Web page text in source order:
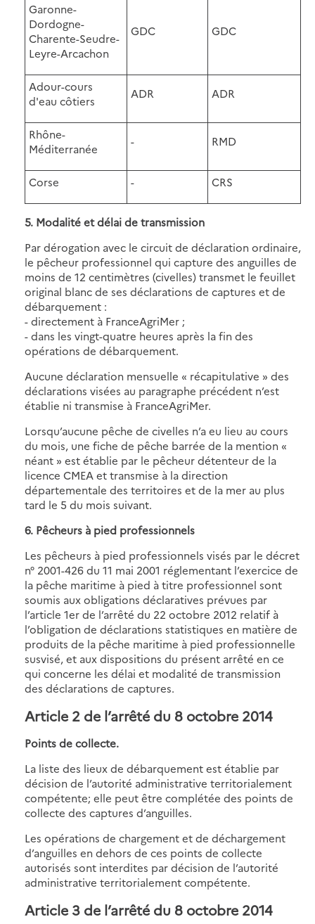
Garonne-
Dordogne-
Charente-Seudre-
Leyre-Arcachon
GDC GDC
Adour-cours
d'eau côtiers
ADR ADR
Rhône-
Méditerranée
- RMD
Corse - CRS
5. Modalité et délai de transmission
Par dérogation avec le circuit de déclaration ordinaire,
le pêcheur professionnel qui capture des anguilles de
moins de 12 centimètres (civelles) transmet le feuillet
original blanc de ses déclarations de captures et de
débarquement :
- directement à FranceAgriMer ;
- dans les vingt-quatre heures après la fin des
opérations de débarquement.
Aucune déclaration mensuelle « récapitulative » des
déclarations visées au paragraphe précédent n’est
établie ni transmise à FranceAgriMer.
Lorsqu’aucune pêche de civelles n’a eu lieu au cours
du mois, une fiche de pêche barrée de la mention «
néant » est établie par le pêcheur détenteur de la
licence CMEA et transmise à la direction
départementale des territoires et de la mer au plus
tard le 5 du mois suivant.
6. Pêcheurs à pied professionnels
Les pêcheurs à pied professionnels visés par le décret
n° 2001-426 du 11 mai 2001 réglementant l’exercice de
la pêche maritime à pied à titre professionnel sont
soumis aux obligations déclaratives prévues par
l’article 1er de l’arrêté du 22 octobre 2012 relatif à
l’obligation de déclarations statistiques en matière de
produits de la pêche maritime à pied professionnelle
susvisé, et aux dispositions du présent arrêté en ce
qui concerne les délai et modalité de transmission
des déclarations de captures.
Article 2 de l’arrêté du 8 octobre 2014
Points de collecte.
La liste des lieux de débarquement est établie par
décision de l’autorité administrative territorialement
compétente; elle peut être complétée des points de
collecte des captures d’anguilles.
Les opérations de chargement et de déchargement
d’anguilles en dehors de ces points de collecte
autorisés sont interdites par décision de l’autorité
administrative territorialement compétente.
Article 3 de l’arrêté du 8 octobre 2014